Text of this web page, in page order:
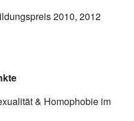
2010, 2012
& Homophobie im